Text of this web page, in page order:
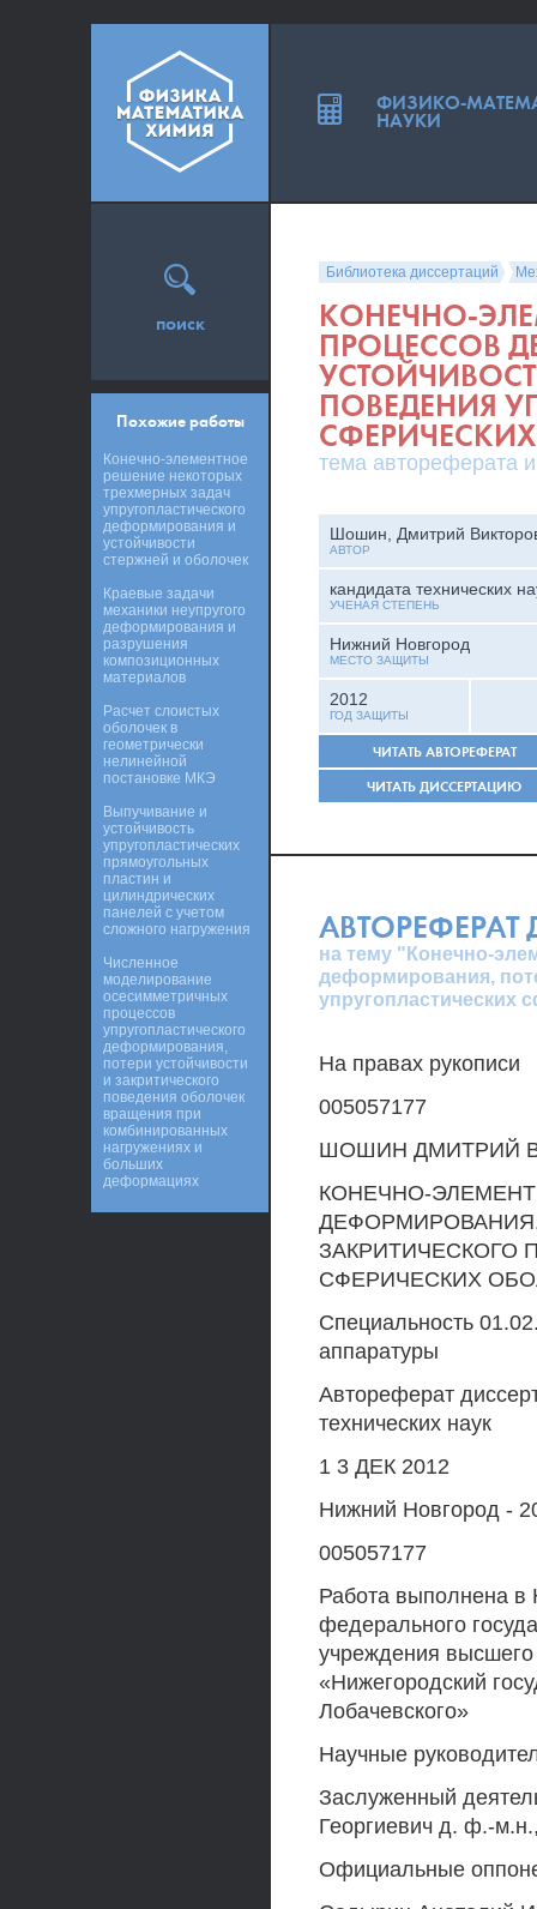
Библиотека диссертаций
КОНЕЧНО-
ПРОЦЕССОВ
ПОВЕДЕНИЯ
тема автореферата
Шошин, Дмитрий
АВТОР
кандидата технических
УЧЕНАЯ СТЕПЕНЬ
Нижний Новгород
МЕСТО ЗАЩИТЫ
2012
ГОД ЗАЩИТЫ
ЧИТАТЬ АВТОРЕФЕРАТ
ЧИТАТЬ ДИССЕРТАЦИЮ
АВТОРЕФЕРАТ
на тему "Конечно-
деформирования,
упругопластических
На правах рукописи
005057177
ШОШИН ДМИТРИЙ
КОНЕЧНО-
ЗАКРИТИЧЕСКОГО
СФЕРИЧЕСКИХ
Специальность
аппаратуры
Автореферат
технических наук
1 3 ДЕК 2012
Нижний Новгород -
005057177
Работа выполнена в
федерального
учреждения
«Нижегородский
Лобачевского»
Научные
Заслуженный
Георгиевич д. ф.-
Официальные
поиск
Похожие работы
Конечно-элементное
решение некоторых
трехмерных задач
упругопластического
деформирования и
устойчивости
стержней и оболочек
Краевые задачи
механики неупругого
деформирования и
разрушения
композиционных
материалов
Расчет слоистых
оболочек в
геометрически
нелинейной
постановке МКЭ
Выпучивание и
устойчивость
упругопластических
прямоугольных
пластин и
цилиндрических
панелей с учетом
сложного нагружения
Численное
моделирование
осесимметричных
процессов
упругопластического
деформирования,
потери устойчивости
и закритического
поведения оболочек
вращения при
комбинированных
нагружениях и
больших
деформациях
ФИЗИКО-
НАУКИ